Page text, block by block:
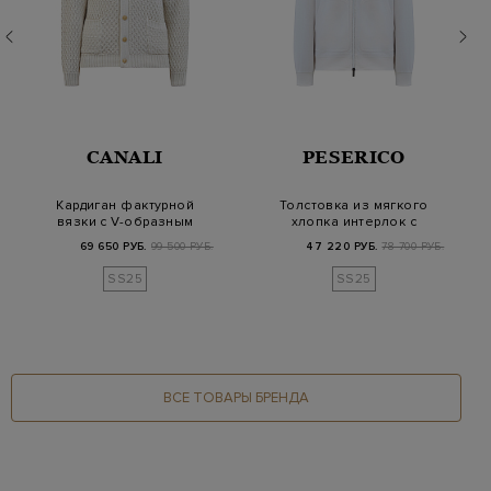
CANALI
Кардиган фактурной
вязки с V-образным
вырезом и карман…
69 650 РУБ. 99 500 РУБ.
SS25
PESERICO
Толстовка из мягкого
хлопка интерлок с
кожаной нашивко…
47 220 РУБ. 78 700 РУБ.
SS25
ВСЕ ТОВАРЫ БРЕНДА